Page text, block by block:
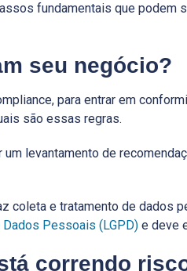
fundamentais que podem
seu negócio?
para entrar em
são essas regras.
levantamento de
coleta e tratamento de dados
Pessoais (LGPD) e deve
correndo